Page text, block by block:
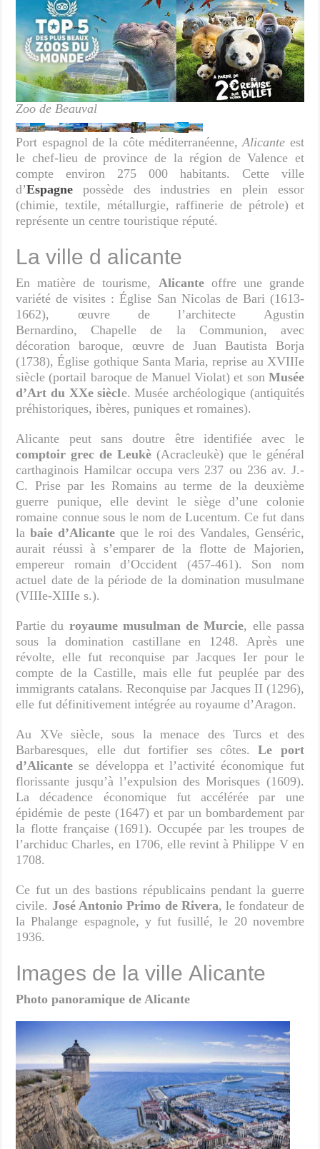
Zoo de Beauval
Port espagnol de la côte méditerranéenne,Alicante est
le chef-lieu de province de la région de Valence et
compte environ 275 000 habitants. Cette ville
d’Espagne possède des industries en plein essor
(chimie, textile, métallurgie, raffinerie de pétrole) et
représente un centre touristique réputé.
La ville d alicante
En matière de tourisme, Alicanteoffre une grande
variété de visites : Église San Nicolas de Bari (1613-
1662), œuvre de l’architecte Agustin
Bernardino, Chapelle de la Communion, avec
décoration baroque, œuvre de Juan Bautista Borja
(1738), Église gothique Santa Maria, reprise au XVIIIe
siècle (portail baroque de Manuel Violat) et son Musée
d’Art du XXe siècle. Musée archéologique (antiquités
préhistoriques, ibères, puniques et romaines).
Alicante peut sans doutre être identifiée avec le
comptoir grec de Leukè (Acracleukè) que le général
carthaginois Hamilcar occupa vers 237 ou 236 av. J.-
C. Prise par les Romains au terme de la deuxième
guerre punique, elle devint le siège d’une colonie
romaine connue sous le nom de Lucentum. Ce fut dans
labaie d’Alicante que le roi des Vandales, Genséric,
aurait réussi à s’emparer de la flotte de Majorien,
empereur romain d’Occident (457-461). Son nom
actuel date de la période de la domination musulmane
(VIIIe-XIIIe s.).
Partie du royaume musulman de Murcie, elle passa
sous la domination castillane en 1248. Après une
révolte, elle fut reconquise par Jacques Ier pour le
compte de la Castille, mais elle fut peuplée par des
immigrants catalans. Reconquise par Jacques II (1296),
elle fut définitivement intégrée au royaume d’Aragon.
Au XVe siècle, sous la menace des Turcs et des
Barbaresques, elle dut fortifier ses côtes.Le port
d’Alicante se développa et l’activité économique fut
florissante jusqu’à l’expulsion des Morisques (1609).
La décadence économique fut accélérée par une
épidémie de peste (1647) et par un bombardement par
la flotte française (1691). Occupée par les troupes de
l’archiduc Charles, en 1706, elle revint à Philippe V en
1708.
Ce fut un des bastions républicains pendant la guerre
civile. José Antonio Primo de Rivera, le fondateur de
la Phalange espagnole, y fut fusillé, le 20 novembre
1936.
Images de la ville Alicante
Photo panoramique de Alicante